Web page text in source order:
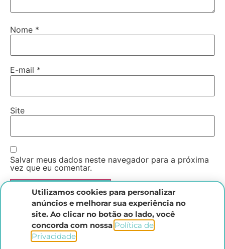
Nome *
E-mail *
Site
Salvar meus dados neste navegador para a próxima
vez que eu comentar.
Utilizamos cookies para personalizar
anúncios e melhorar sua experiência no
site. Ao clicar no botão ao lado, você
concorda com nossa Política de
Privacidade.​